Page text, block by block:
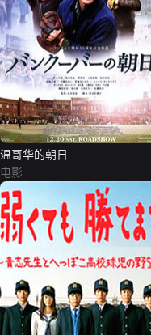
温哥华的朝日
电影